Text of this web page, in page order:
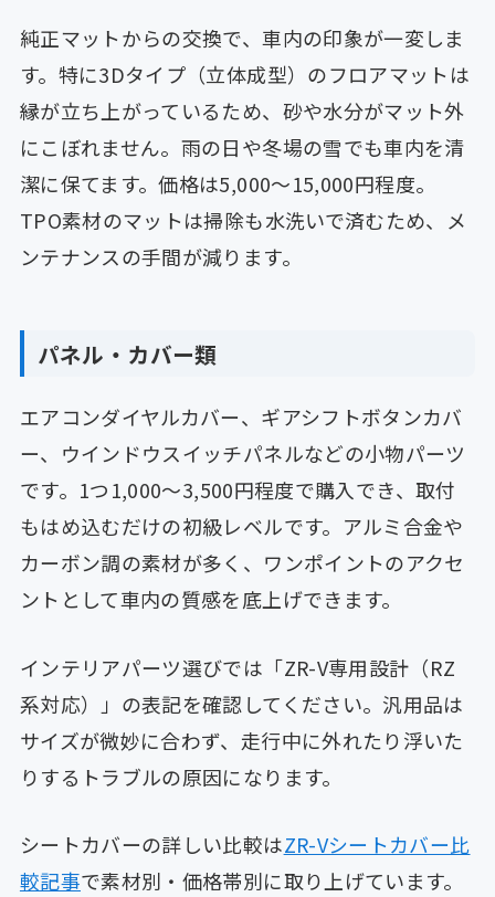
純正マットからの交換で、車内の印象が一変しま
す。特に3Dタイプ（立体成型）のフロアマットは
縁が立ち上がっているため、砂や水分がマット外
にこぼれません。雨の日や冬場の雪でも車内を清
潔に保てます。価格は5,000〜15,000円程度。
TPO素材のマットは掃除も水洗いで済むため、メ
ンテナンスの手間が減ります。
パネル・カバー類
エアコンダイヤルカバー、ギアシフトボタンカバ
ー、ウインドウスイッチパネルなどの小物パーツ
です。1つ1,000〜3,500円程度で購入でき、取付
もはめ込むだけの初級レベルです。アルミ合金や
カーボン調の素材が多く、ワンポイントのアクセ
ントとして車内の質感を底上げできます。
インテリアパーツ選びでは「ZR-V専用設計（RZ
系対応）」の表記を確認してください。汎用品は
サイズが微妙に合わず、走行中に外れたり浮いた
りするトラブルの原因になります。
シートカバーの詳しい比較はZR-Vシートカバー比
較記事で素材別・価格帯別に取り上げています。